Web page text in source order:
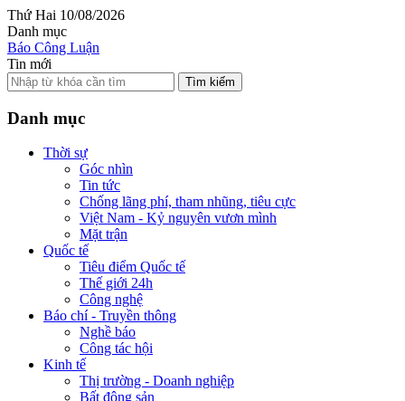
Thứ Hai 10/08/2026
Danh mục
Báo Công Luận
Tin mới
Tìm kiếm
Danh mục
Thời sự
Góc nhìn
Tin tức
Chống lãng phí, tham nhũng, tiêu cực
Việt Nam - Kỷ nguyên vươn mình
Mặt trận
Quốc tế
Tiêu điểm Quốc tế
Thế giới 24h
Công nghệ
Báo chí - Truyền thông
Nghề báo
Công tác hội
Kinh tế
Thị trường - Doanh nghiệp
Bất động sản